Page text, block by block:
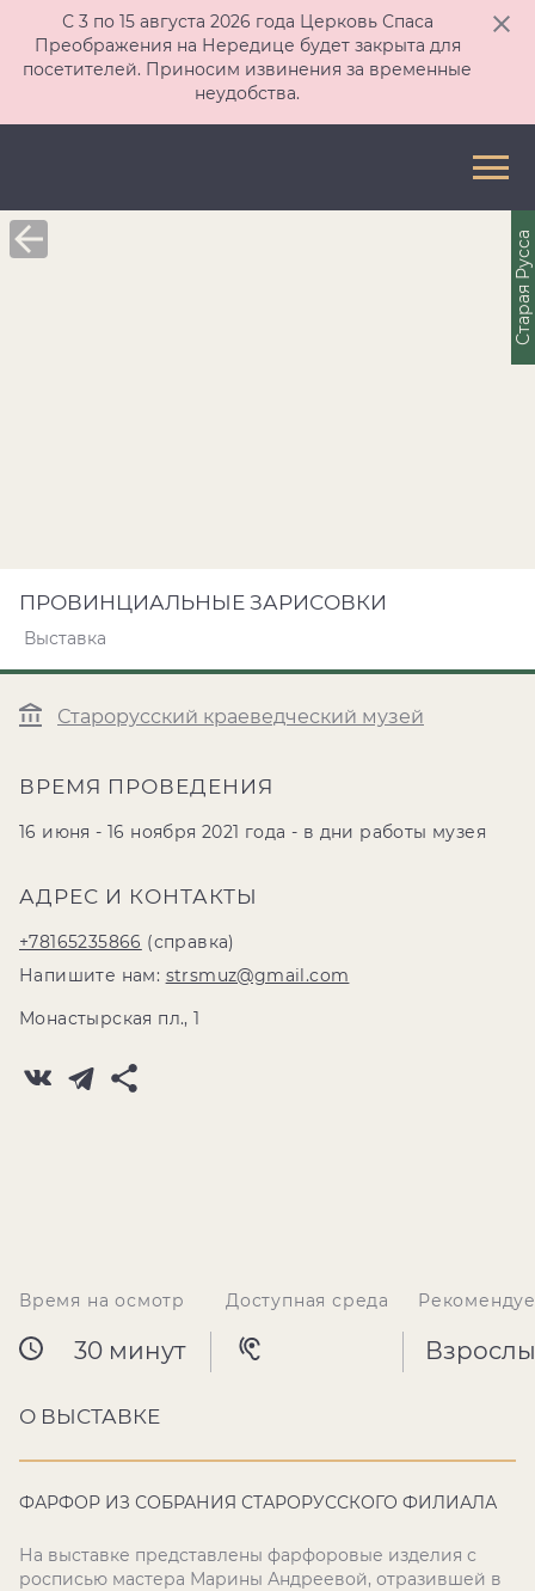
С 3 по 15 августа 2026 года Церковь Спаса
Преображения на Нередице будет закрыта для
посетителей. Приносим извинения за временные
неудобства.
ПРОВИНЦИАЛЬНЫЕ ЗАРИСОВКИ
Выставка
Старорусский краеведческий музей
ВРЕМЯ ПРОВЕДЕНИЯ
16 июня - 16 ноября 2021 года - в дни работы музея
АДРЕС И КОНТАКТЫ
+78165235866 (справка)
Напишите нам: strsmuz@gmail.com
Монастырская пл., 1
Старая Русса
Время на осмотр
30 минут
Доступная среда
О ВЫСТАВКЕ
ФАРФОР ИЗ СОБРАНИЯ СТАРОРУССКОГО ФИЛИАЛА
На выставке представлены фарфоровые изделия с
росписью мастера Марины Андреевой, отразившей в